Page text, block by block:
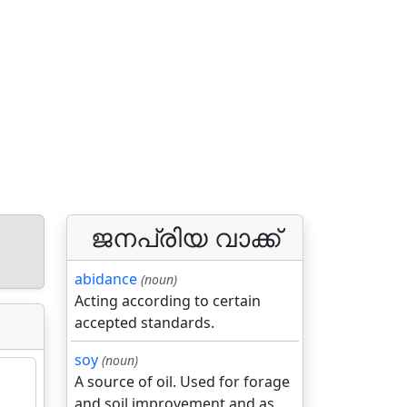
ജനപ്രിയ വാക്ക്
abidance (noun)
Acting according to certain
accepted standards.
soy (noun)
A source of oil. Used for forage